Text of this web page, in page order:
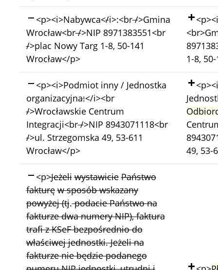
Skasowano:
<p><i>Nabywca</i>:<br/>Gmina
Wrocław<br/>NIP 8971383551<br
/>plac Nowy Targ 1-8, 50-141
Wrocław</p>
1-8,
Skasowano:
<p><i>Podmiot inny / Jednostka
organizacyjna:</i><br
/>Wrocławskie Centrum
Integracji<br/>NIP 8943071118<br
/>ul. Strzegomska 49, 53-611
Wrocław</p>
49, 53-
Skasowano:
<p>Jeżeli wystawicie Państwo
fakturę w sposób wskazany
powyżej (tj.podacie Państwo na
fakturze dwa numery NIP), faktura
trafi z KSeF bezpośrednio do
właściwej jednostki. Jeżeli na
fakturze nie będzie podanego